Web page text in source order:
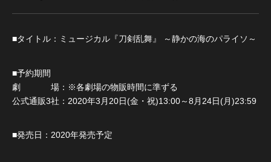
■タイトル：ミュージカル『刀剣乱舞』 ～静かの海のパライソ～
■予約期間
劇 場：※各劇場の物販時間に準ずる
公式通販3社：2020年3月20日(金・祝)13:00～8月24日(月)23:59
■発売日：2020年発売予定